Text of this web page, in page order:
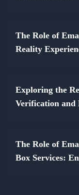
The Role of
Reality
Exploring the
Verification and
The Role of
Box Services: